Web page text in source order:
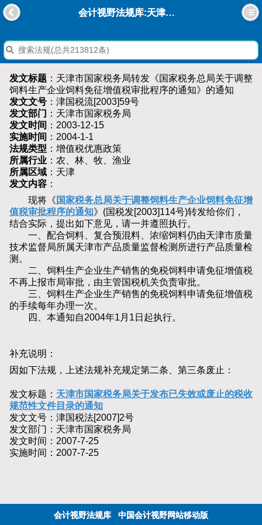
会计视野法规库:天津市国家税务局转发《国家税务总局关于调整饲料生产企业饲料免征增值税审批程序的通知》的通知
发文标题 ：天津市国家税务局转发《国家税务总局关于调整
饲料生产企业饲料免征增值税审批程序的通知》的通知
发文文号 ：津国税流[2003]59号
发文部门 ：天津市国家税务局
发文时间 ：2003-12-15
实施时间 ：2004-1-1
法规类型 ：增值税优惠政策
所属行业 ：农、林、牧、渔业
所属区域 ：天津
发文内容 ：
现将《 国家税务总局关于调整饲料生产企业饲料免征增
值税审批程序的通知》(国税发[2003]114号)转发给你们，
结合实际，提出如下意见，请一并遵照执行。
一、配合饲料、复合预混料、浓缩饲料仍由天津市质量
技术监督局所属天津市产品质量监督检测所进行产品质量检
测。
二、饲料生产企业生产销售的免税饲料申请免征增值税
不再上报市局审批，由主管国税机关负责审批。
三、饲料生产企业生产销售的免税饲料申请免征增值税
的手续每年办理一次。
四、本通知自2004年1月1日起执行。
补充说明：
因如下法规，上述法规补充规定第二条、第三条废止：
发文标题： 天津市国家税务局关于发布已失效或废止的税收
规范性文件目录的通知
发文文号：津国税法[2007]2号
发文部门：天津市国家税务局
发文时间：2007-7-25
实施时间：2007-7-25
会计视野法规库 中国会计视野网站移动版